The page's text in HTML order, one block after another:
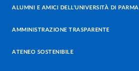
ALUMNI E AMICI DELL’UNIVERSITÀ DI PARMA
AMMINISTRAZIONE TRASPARENTE
ATENEO SOSTENIBILE